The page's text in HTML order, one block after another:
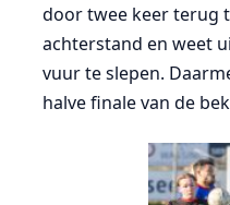
door twee keer terug
achterstand en weet
vuur te slepen.
halve finale van de